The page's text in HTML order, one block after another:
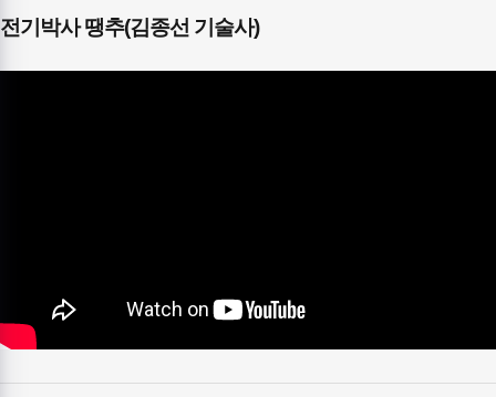
전기박사 땡추(김종선 기술사)